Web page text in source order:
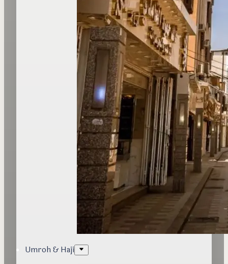
Umroh & Haji